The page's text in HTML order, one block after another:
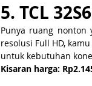
5. TCL
Punya ruang nonton
resolusi Full HD,
untuk kebutuhan
Kisaran harga: